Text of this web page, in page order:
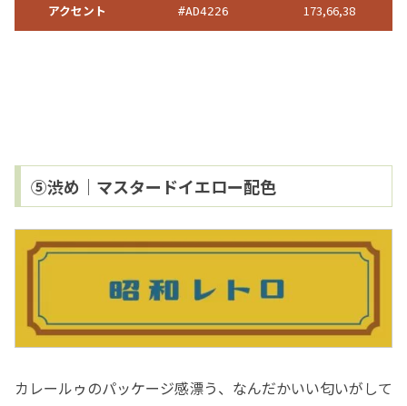
アクセント #AD4226 173,66,38
⑤渋め｜マスタードイエロー配色
カレールゥのパッケージ感漂う、なんだかいい匂いがして